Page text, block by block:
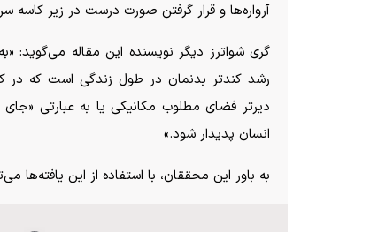
آرواره‌ها و قرار گرفتن صورت درست در زیر کاسه
گری شواترز دیگر نویسنده این مقاله می‌گوید:
رشد کندتر بدنمان در طول زندگی است که
دیرتر فضای مطلوب مکانیکی یا به عبارتی
انسان پدیدار شود.»
به باور این محققان، با استفاده از این یافته‌ها